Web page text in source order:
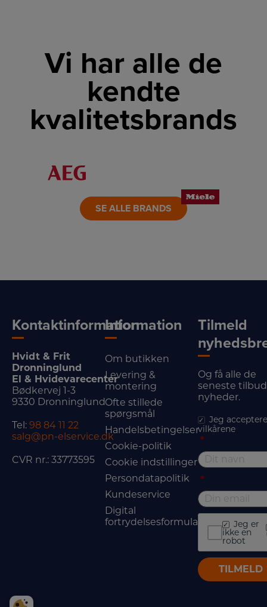
Vi har alle de
kendte
kvalitetsbrands
LINK
SE ALLE BRANDS
Kontaktinformation
Hvidt & Frit
Dronninglund
El & Hvidevarecenter
Bødkervej 1-3
9330 Dronninglund
Tel: 98 84 11 22
salg@pn-elservice.dk
CVR nr.: 33773595
Information
Om butikken
Levering &
montering
Ofte stillede
spørgsmål
Handelsbetingelser
Cookie-politik
Cookie indstillinger
Persondatapolitik
Kundeservice
Digital
fortrydelsesformular
Tilmeld
Og få alle de
seneste
nyheder.
Jeg
vilkårene
*
*
Jeg er
ikke en
robot